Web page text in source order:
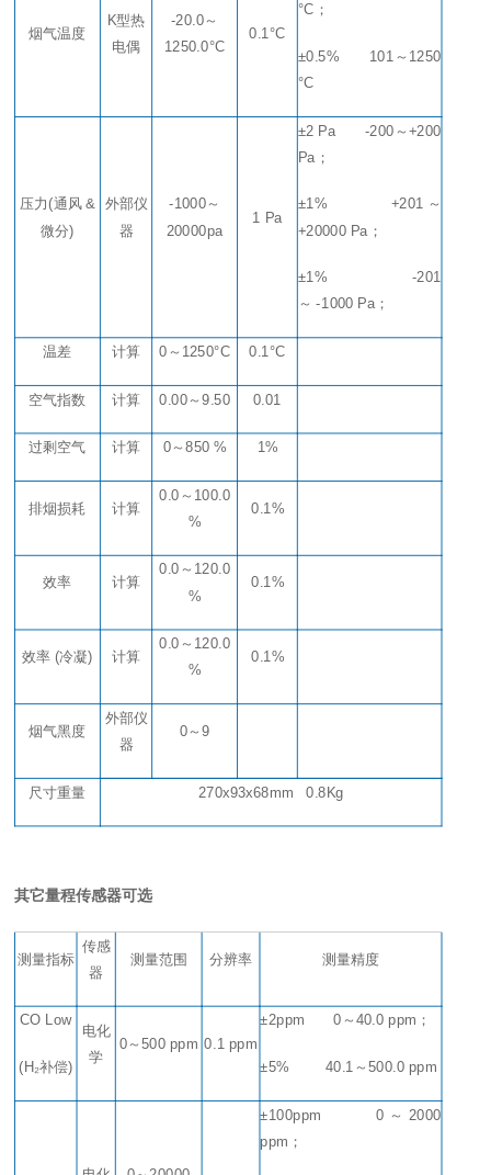
烟气温度
K型热
电偶
-20.0 ～
1250.0°C
0.1°C
°C；
±0.5% 101 ～ 1250
°C
压力(通风 &
微分)
外部仪
器
-1000 ～
20000pa
1 Pa
±2 Pa -200 ～+200
Pa ；
±1% +201 ～
+20000 Pa ；
±1% -201
～ -1000 Pa；
温差 计算 0 ～ 1250°C 0.1°C
空气指数 计算 0.00 ～9.50 0.01
过剩空气 计算 0 ～850 % 1%
排烟损耗 计算
0.0 ～ 100.0
%
0.1%
效率 计算
0.0 ～ 120.0
%
0.1%
效率 (冷凝) 计算
0.0 ～ 120.0
%
0.1%
烟气黑度
外部仪
器
0～9
尺寸重量 270x93x68mm 0.8Kg
其它量程传感器可选
测量指标
传感
器
测量范围 分辨率 测量精度
CO Low
(H₂补偿)
电化
学
0 ～500 ppm 0.1 ppm
±2ppm 0 ～40.0 ppm ；
±5% 40.1 ～500.0 ppm
±100ppm 0 ～ 2000
ppm ；